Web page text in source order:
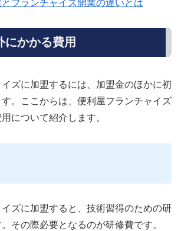
フランチャイズ開業の違いとは
にかかる費用
ズに加盟するには、加盟金のほかに初
。ここからは、便利屋フランチャイズ
について紹介します。
ズに加盟すると、技術習得のための研
その際必要となるのが研修費です。